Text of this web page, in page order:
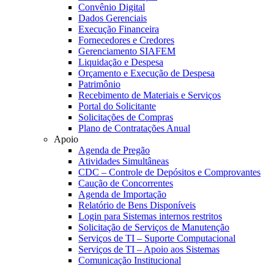
Convênio Digital
Dados Gerenciais
Execução Financeira
Fornecedores e Credores
Gerenciamento SIAFEM
Liquidação e Despesa
Orçamento e Execução de Despesa
Patrimônio
Recebimento de Materiais e Serviços
Portal do Solicitante
Solicitações de Compras
Plano de Contratações Anual
Apoio
Agenda de Pregão
Atividades Simultâneas
CDC – Controle de Depósitos e Comprovantes
Caução de Concorrentes
Agenda de Importação
Relatório de Bens Disponíveis
Login para Sistemas internos restritos
Solicitação de Serviços de Manutenção
Serviços de TI – Suporte Computacional
Serviços de TI – Apoio aos Sistemas
Comunicação Institucional